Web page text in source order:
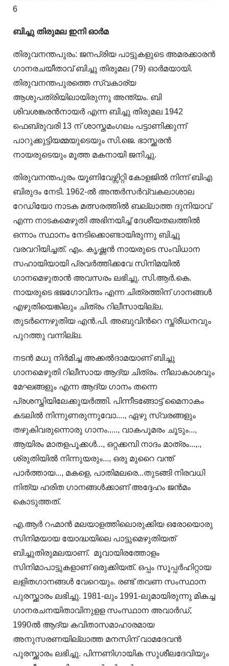
6
ബിച്ചു തിരുമല ഇനി ഓർമ
തിരുവനന്തപുരം: ജനപ്രിയ പാട്ടുകളുടെ അമരക്കാരൻ
ഗാനരചയീതാവ് ബിച്ചു തിരുമല (79) ഓർമയായി.
തിരുവനന്തപുരത്തെ സ്വകാര്യ
ആശുപത്രിയിലായിരുന്നു അന്ത്യം. ബി
ശിവശങ്കരൻനായർ എന്ന ബിച്ചു തിരുമല 1942
ഫെബ്രുവരി 13 ന് ശാസ്തമംഗലം പട്ടാണിക്കുന്ന്
പാറുക്കുട്ടിയമ്മയുടെയും സി.ജെ. ഭാസ്ക്കരന്‍
നായരുടെയും മൂത്ത മകനായി ജനിച്ചു.
തിരുവനന്തപുരം യൂണിവേഴ്സിറ്റി കോളജില്‍ നിന്ന് ബിഎ
ബിരുദം നേടി. 1962-ല്‍ അന്തര്‍സര്‍വ്വകലാശാല
റേഡിയോ നാടക മത്സരത്തിൽ ബല്ലാത്ത ദുനിയാവ്
എന്ന നാടകമെഴുതി അഭിനയിച്ച് ദേശീയതലത്തില്‍
ഒന്നാം സ്ഥാനം നേടിക്കൊണ്ടായിരുന്നു ബിച്ചു
വരവറിയിച്ചത്. എം. കൃഷ്ണന്‍ നായരുടെ സംവിധാന
സഹായിയായി പ്രവര്‍ത്തിക്കവേ സിനിമയില്‍
ഗാനമെഴുതാന്‍ അവസരം ലഭിച്ചു. സി.ആർ.കെ.
നായരുടെ ഭജഗോവിന്ദം എന്ന ചിത്രത്തിന് ഗാനങ്ങൾ
എഴുതിയെങ്കിലും ചിത്രം റിലീസായില്ല.
തുടര്‍ന്നെഴുതിയ എൻ.പി. അബുവിന്‍റെ സ്ത്രീധനവും
പുറത്തു വന്നില്ല.
നടന്‍ മധു നിർമിച്ച അക്കല്‍ദാമയാണ് ബിച്ചു
ഗാനമെഴുതി റിലീസായ ആദ്യ ചിത്രം. നീലാകാശവും
മേഘങ്ങളും എന്ന ആദ്യ ഗാനം തന്നെ
പ്രശസ്തിയിലേക്കുയർത്തി. പിന്നീടങ്ങോട്ട് മൈനാകം
കടലില്‍ നിന്നുണരുന്നുവോ...., ഏഴു സ്വരങ്ങളും
തഴുകിവരുന്നൊരു ഗാനം....., വാകപൂമരം ചൂടും...,
ആയിരം മാതളപൂക്കള്‍..., ഒറ്റക്കമ്പി നാദം മാത്രം...,.,
ശ്രുതിയില്‍ നിന്നുയരും..., ഒരു മുറൈ വന്ത്
പാര്‍ത്തായ..., മകളെ, പാതിമലരെ...തുടങ്ങി നിരവധി
നിത്യ ഹരിത ഗാനങ്ങൾക്കാണ് അദ്ദേഹം ജൻമം
കൊടുത്തത്.
എ.ആർ റഹ്മാൻ മലയാളത്തിലൊരുക്കിയ ഒരോയൊരു
സിനിമയായ യോദ്ധയിലെ പാട്ടുമെഴുതിയത്
ബിച്ചുതിരുമലയാണ്. മൂവായിരത്തോളം
സിനിമാപാട്ടുകളാണ് ഒരുക്കിയത്. ഒപ്പം സൂപ്പർഹിറ്റായ
ലളിതഗാനങ്ങൾ വേറെയും. രണ്ട് തവണ സംസ്ഥാന
പുരസ്ക്കാരം ലഭിച്ചു. 1981-ലും 1991-ലുമായിരുന്നു മികച്ച
ഗാനരചനയിതാവിനുളള സംസ്ഥാന അവാര്‍ഡ്,
1990ൽ ആദ്യ കവിതാസമാഹാരമായ
അനുസരണയില്ലാത്ത മനസിന് വാമദേവന്‍
പുരസ്ക്കാരം ലഭിച്ചു. പിന്നണിഗായിക സുശീലദേവിയും